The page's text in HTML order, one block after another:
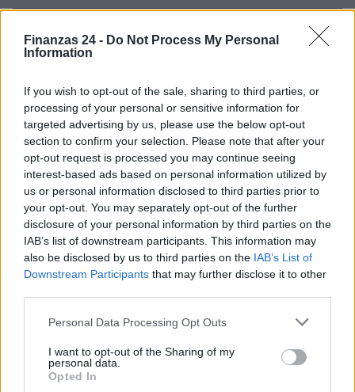
Finanzas 24 - Do Not Process My Personal
Information
If you wish to opt-out of the sale, sharing to third parties, or
processing of your personal or sensitive information for
targeted advertising by us, please use the below opt-out
section to confirm your selection. Please note that after your
opt-out request is processed you may continue seeing
interest-based ads based on personal information utilized by
us or personal information disclosed to third parties prior to
your opt-out. You may separately opt-out of the further
disclosure of your personal information by third parties on the
IAB’s list of downstream participants. This information may
also be disclosed by us to third parties on the IAB’s List of
Downstream Participants that may further disclose it to other
Please note that this website/app uses one or more Google
not limited to your visit or usage behaviour. You may click to
grant or deny consent to Google and its third-party tags to
use your data for below specified purposes in below Google
Personal Data Processing Opt Outs
I want to opt-out of the Sharing of my
personal data.
Opted In
Sigue leyendo
Guía para evaluar RWA: custodios, oráculos, liquidez y riesgo
INVERSIONES